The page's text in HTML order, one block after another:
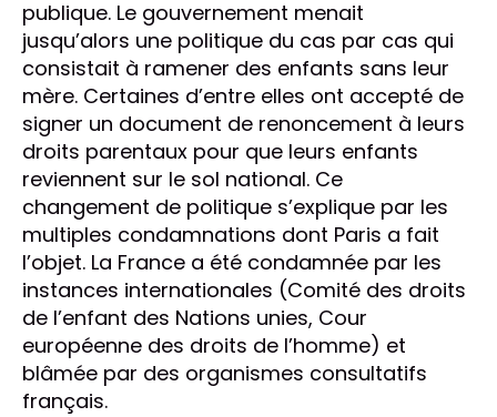
publique. Le gouvernement menait
jusqu’alors une politique du cas par cas qui
consistait à ramener des enfants sans leur
mère. Certaines d’entre elles ont accepté de
signer un document de renoncement à leurs
droits parentaux pour que leurs enfants
reviennent sur le sol national. Ce
changement de politique s’explique par les
multiples condamnations dont Paris a fait
l’objet. La France a été condamnée par les
instances internationales (Comité des droits
de l’enfant des Nations unies, Cour
européenne des droits de l’homme) et
blâmée par des organismes consultatifs
français.